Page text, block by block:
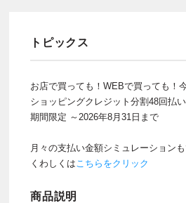
トピックス
お店で買っても！WEBで買っても！
ショッピングクレジット分割48回払
期間限定 ～2026年8月31日まで
月々の支払い金額シミュレーションも
くわしくはこちらをクリック
商品説明